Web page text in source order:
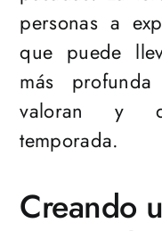
personas a
que puede
más
valoran y
temporada.
Creando